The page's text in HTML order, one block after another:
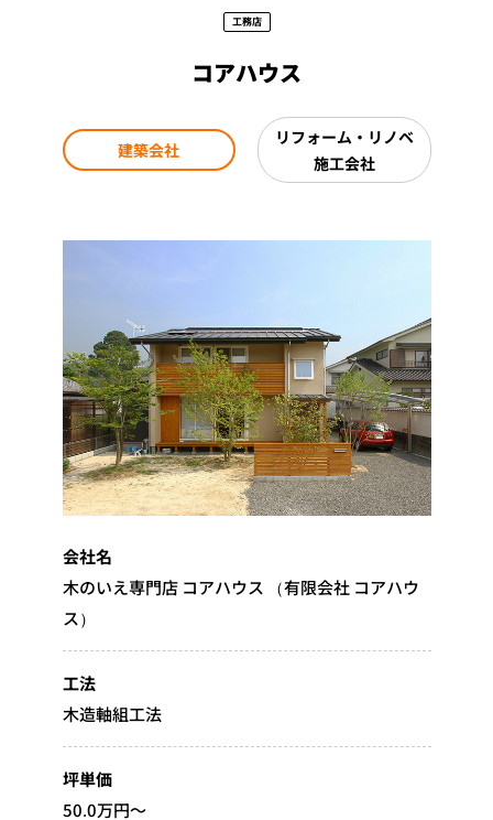
工務店
コアハウス
建築会社
リフォーム・リノベ
施工会社
会社名
木のいえ専門店 コアハウス （有限会社 コアハウ
ス）
工法
木造軸組工法
坪単価
50.0万円～